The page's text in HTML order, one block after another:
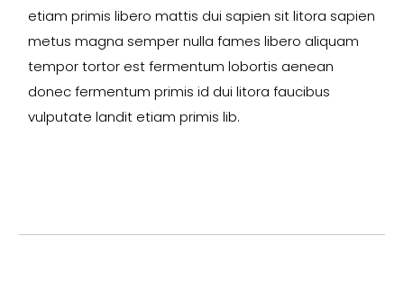
etiam primis libero mattis dui sapien sit litora sapien
metus magna semper nulla fames libero aliquam
tempor tortor est fermentum lobortis aenean
donec fermentum primis id dui litora faucibus
vulputate landit etiam primis lib.